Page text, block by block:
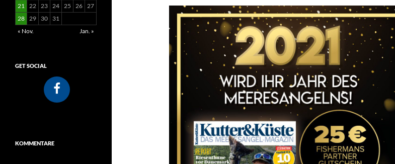
21 22 23 24 25 26 27
28 29 30
31
« Nov.
Jan. »
GET SOCIAL
KOMMENTARE